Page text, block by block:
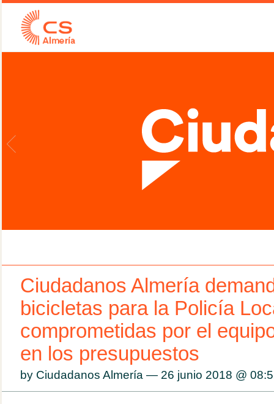
Ciudadanos Almería
bicicletas para la Policía
comprometidas por el
en los presupuestos
by Ciudadanos Almería — 26 junio 2018 @